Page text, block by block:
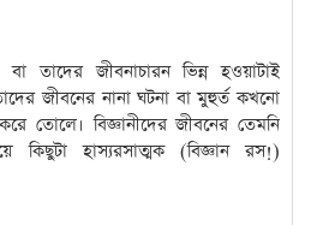
বা তাদের জীবনাচারন ভিন্ন হওয়াটাই
জীবনের নানা ঘটনা বা মুহুর্ত কখনো
তোলে। বিজ্ঞানীদের জীবনের তেমনি
কিছুটা হাস্যরসাত্মক (বিজ্ঞান রস!)